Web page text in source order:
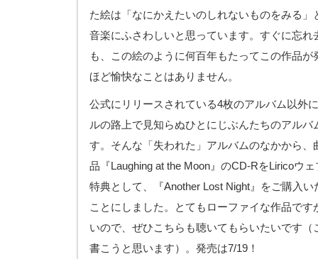
た絵は「なにかえたいのしれないものをみる
音楽にふさわしいと思っています。すぐに忘れ
も、この絵のように何百年もたってこの作品
ほど愉快なことはありません。
公式にリリースされている4枚のアルバム以外
ルの路上で見知らぬひとにじぶんたちのアル
す。そんな「失われた」アルバムのなかから、
品『Laughing at the Moon』のCD-RをLiricoウ
特典として、『Another Lost Night』をご購入
ことにしました。とてもローファイな作品で
いので、ぜひこちらも聴いてもらいたいです
書こうと思います）。発売は7/19！